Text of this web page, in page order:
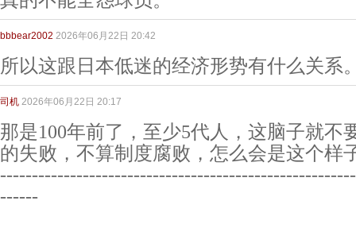
bbbear2002 2026年06月22日 20:42
所以这跟日本低迷的经济形势有什么关系
司机 2026年06月22日 20:17
那是100年前了，至少5代人，这脑子就不
的失败，不算制度腐败，怎么会是这个样
------